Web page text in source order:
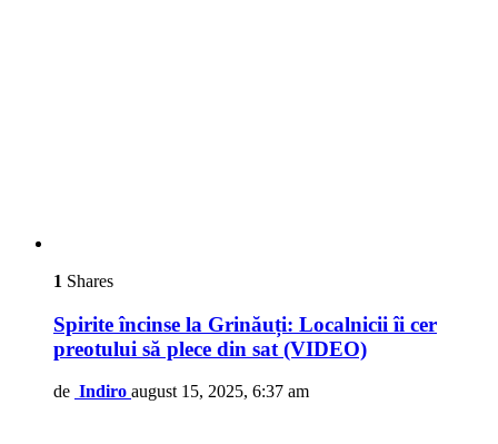
1 Shares
Spirite încinse la Grinăuți: Localnicii îi cer
preotului să plece din sat (VIDEO)
de Indiro august 15, 2025, 6:37 am